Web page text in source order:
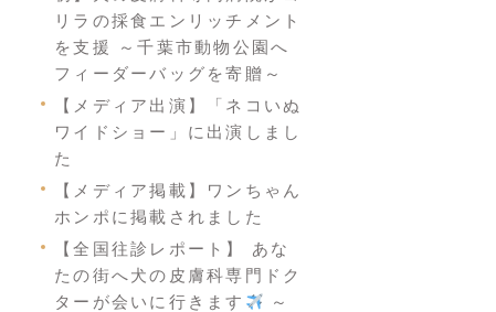
リラの採食エンリッチメント
を支援 ～千葉市動物公園へ
フィーダーバッグを寄贈～
【メディア出演】「ネコいぬ
ワイドショー」に出演しまし
た
【メディア掲載】ワンちゃん
ホンポに掲載されました
【全国往診レポート】 あな
たの街へ犬の皮膚科専門ドク
ターが会いに行きます
～